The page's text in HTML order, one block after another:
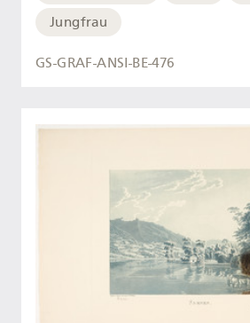
Jungfrau
GS-GRAF-ANSI-BE-476